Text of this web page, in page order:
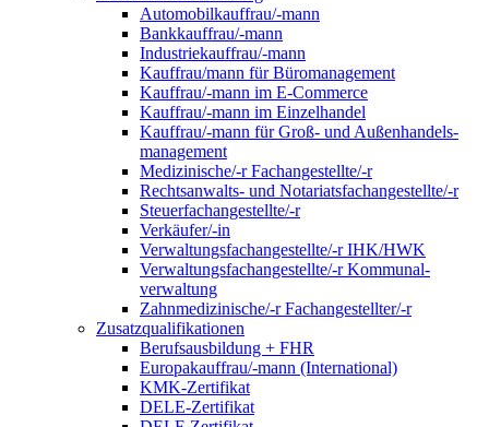
Automobilkauffrau/-mann
Bankkauffrau/-mann
Industriekauffrau/-mann
Kauffrau/mann für Büromanagement
Kauffrau/-mann im E-Commerce
Kauffrau/-mann im Einzelhandel
Kauffrau/-mann für Groß- und Außen­handels­
manage­ment
Medizinische/-r Fachangestellte/-r
Rechtsanwalts- und Notariatsfachangestellte/-r
Steuerfachangestellte/-r
Verkäufer/-in
Verwaltungs­fach­angestellte/-r IHK/HWK
Verwaltungsfach­angestellte/-r Kommunal­
verwaltung
Zahnmedizinische/-r Fachangestellter/-r
Zusatzqualifikationen
Berufsausbildung + FHR
Europakauffrau/-mann (International)
KMK-Zertifikat
DELE-Zertifikat